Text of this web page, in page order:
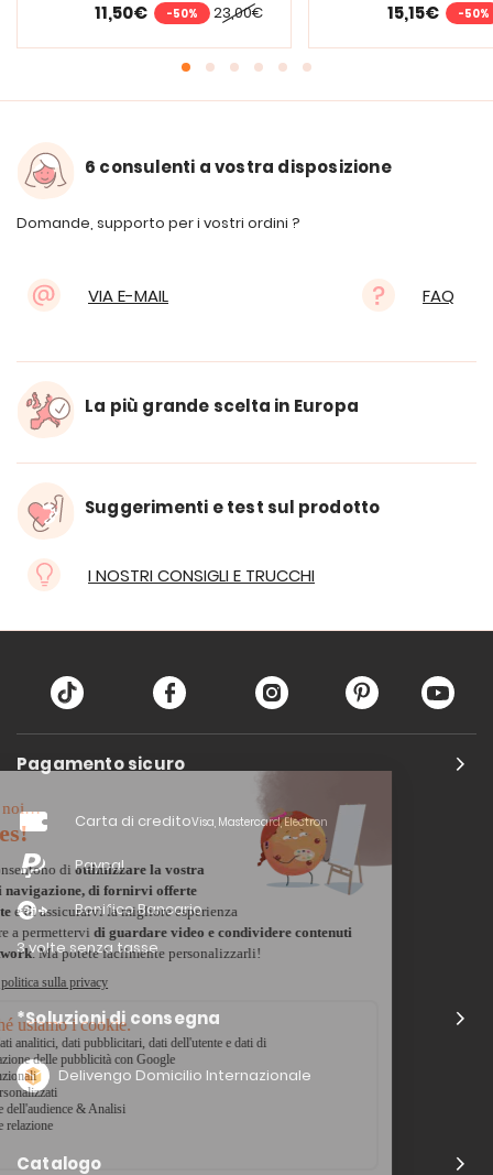
23,00€
11,50€ -50% 15,15€ -50%
6 consulenti a vostra disposizione
Domande, supporto per i vostri ordini ?
VIA E-MAIL FAQ
La più grande scelta in Europa
Suggerimenti e test sul prodotto
I NOSTRI CONSIGLI E TRUCCHI
Pagamento sicuro
Carta di creditoVisa, Mastercard, Electron
Paypal
Bonifico Bancario
3 volte senza tasse
*Soluzioni di consegna
Delivengo Domicilio Internazionale
Catalogo